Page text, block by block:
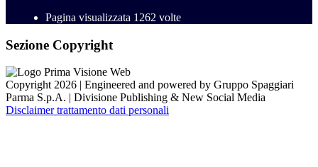
Pagina visualizzata 1262 volte
Sezione Copyright
Copyright 2026 | Engineered and powered by Gruppo Spaggiari
Parma S.p.A. | Divisione Publishing & New Social Media
Disclaimer trattamento dati personali